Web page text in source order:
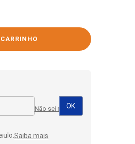
Não sei meu CEP
Saiba mais